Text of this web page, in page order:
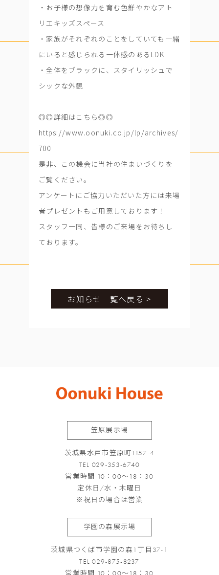
・お子様の想像力を育む色鮮やかなアト
リエキッズスペース
・家族がそれぞれのことをしていても一緒
にいると感じられる一体感のあるLDK
・全体をブラックに、スタイリッシュで
シックな外観
◎◎詳細はこちら◎◎
https://www.oonuki.co.jp/lp/archives/
700
是非、この機会に当社の住まいづくりを
ご覧ください。
アンケートにご協力いただいた方には来場
者プレゼントもご用意しております！
スタッフ一同、皆様のご来場をお待ちし
ております。
お知らせ一覧へ戻る >
笠原展示場
茨城県水戸市笠原町1157-4
TEL 029-353-6740
営業時間 10：00～18：30
定休日/水・木曜日
※祝日の場合は営業
学園の森展示場
茨城県つくば市学園の森1丁目37-1
TEL 029-875-8237